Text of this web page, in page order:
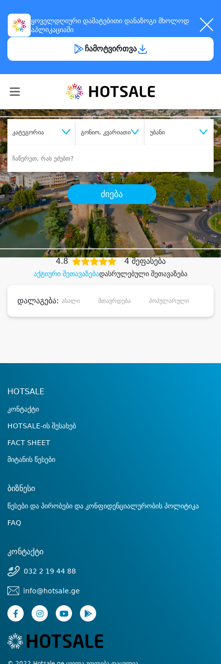
ყოველდღიური დამატებითი დანაზოგი მხოლოდ
აპლიკაციაში
ჩამოტვირთვა
კატეგორია გონიო, კვარიათი უბანი
ძიება
შეიძინესასურველი მომსახურება
დიდი დანაზოგით
აქტიური შეთავაზებადასრულებული შეთავაზება
4.8 4 შეფასება
დალაგება: ახალი მთავრდება პოპულარული
HOTSALE
კონტაქტი
HOTSALE-ის შესახებ
FACT SHEET
მიტანის წესები
ბიზნესი
წესები და პირობები და კონფიდენციალურობის პოლიტიკა
FAQ
კონტაქტი
032 2 19 44 88
info@hotsale.ge